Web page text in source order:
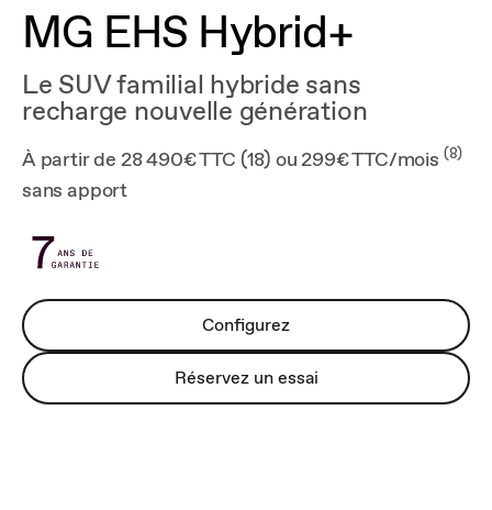
MG EHS Hybrid+
Le SUV familial hybride sans
recharge nouvelle génération
À partir de 28 490€ TTC (18) ou 299€ TTC/mois (8)
sans apport
Configurez
Réservez un essai